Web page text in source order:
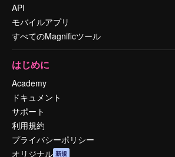
API
モバイルアプリ
すべてのMagnificツール
はじめに
Academy
ドキュメント
サポート
利用規約
プライバシーポリシー
オリジナル 新規